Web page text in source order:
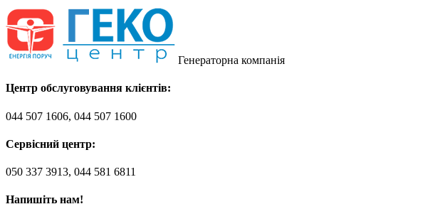
Генераторна компанія
Центр обслуговування клієнтів:
044 507 1606, 044 507 1600
Сервісний центр:
050 337 3913, 044 581 6811
Напишіть нам!